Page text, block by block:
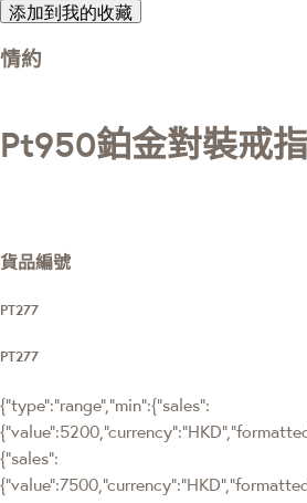
添加到我的收藏
情約
Pt950鉑金對裝戒指
貨品編號
PT277
PT277
{"type":"range","min":{"sales":
{"sales":